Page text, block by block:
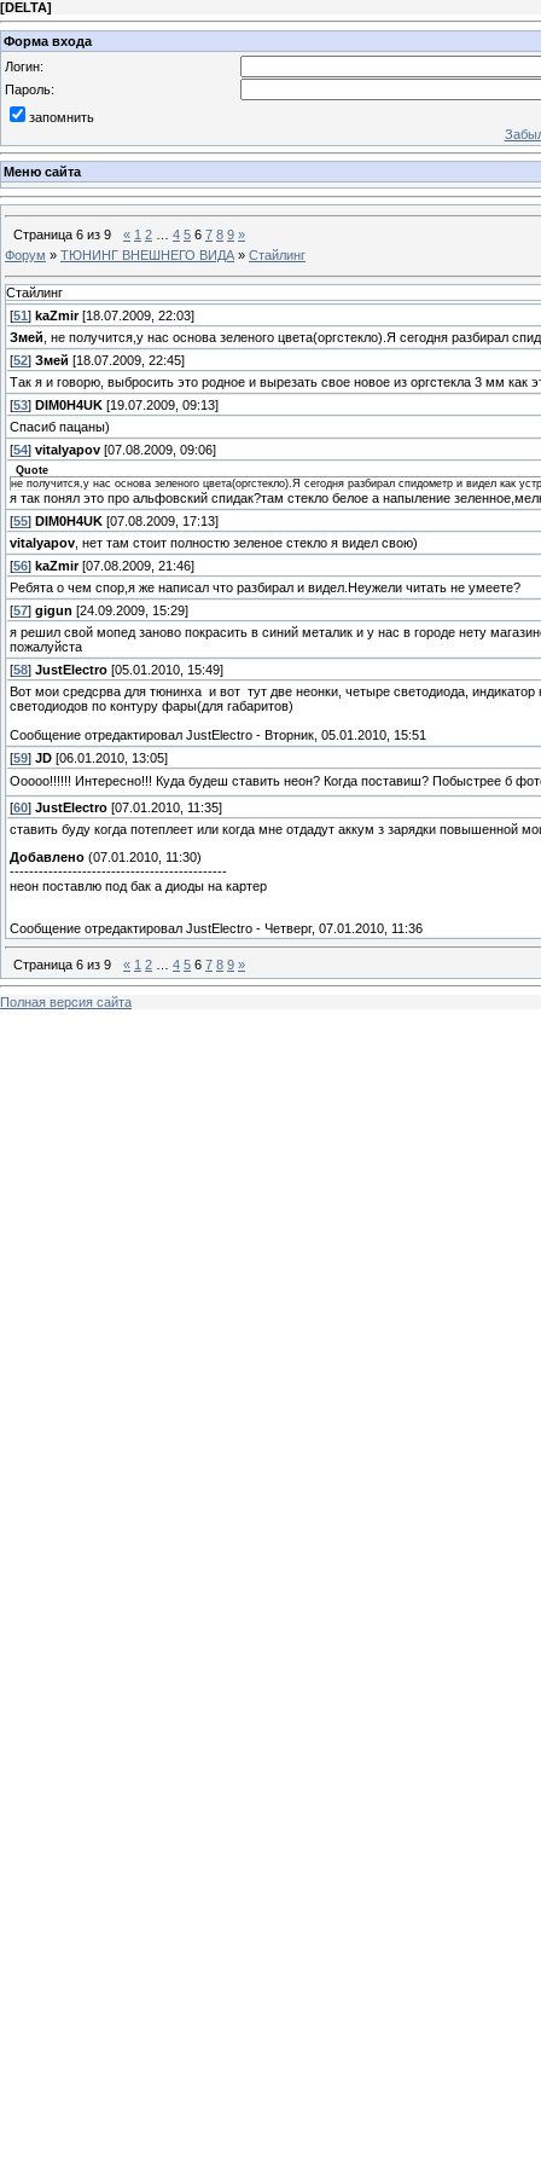
[DELTA]
Форма входа
Логин:
Пароль:
запомнить
Меню сайта
Страница 6 из 9 « 1 2 4 5 6 7 8 9 »
Форум » ТЮНИНГ ВНЕШНЕГО ВИДА » Стайлинг
Стайлинг
[51 ] kaZmir[18.07.2009, 22:03]
Змей , не получится,у нас основа зеленого цвета(оргстекло).Я сегодня разбирал
[52] Змей [18.07.2009, 22:45]
Так я и говорю, выбросить это родное и вырезать свое новое из оргстекла 3 мм
[53] DIM0H4UK [19.07.2009, 09:13]
Спасиб пацаны)
[54] vitalyapov [07.08.2009, 09:06]
Quote
не получится,у нас основа зеленого цвета(оргстекло).Я сегодня разбирал спидометр и видел как
я так понял это про альфовский спидак?там стекло белое а напыление
[55] DIM0H4UK [07.08.2009, 17:13]
vitalyapov , нет там стоит полностю зеленое стекло я видел свою)
[56] kaZmir[07.08.2009, 21:46]
Ребята о чем спор,я же написал что разбирал и видел.Неужели читать не умеете?
[57] gigun [24.09.2009, 15:29]
я решил свой мопед заново покрасить в синий металик и у нас в городе нету
пожалуйста
[58] JustElectro [05.01.2010, 15:49]
Вот мои средсрва для тюнинха и вот тут две неонки, четыре светодиода,
светодиодов по контуру фары(для габаритов)
Сообщение отредактировал JustElectro - Вторник, 05.01.2010, 15:51
[59] JD [06.01.2010, 13:05]
Ооооо!!!!!! Интересно!!! Куда будеш ставить неон? Когда поставиш? Побыстрее б
[60] JustElectro [07.01.2010, 11:35]
ставить буду когда потеплеет или когда мне отдадут аккум з зарядки повышенной
Добавлено (07.01.2010, 11:30)
---------------------------------------------
неон поставлю под бак а диоды на картер
Сообщение отредактировал JustElectro - Четверг, 07.01.2010, 11:36
Страница 6 из 9 « 1 2 4 5 6 7 8 9 »
Полная версия сайта